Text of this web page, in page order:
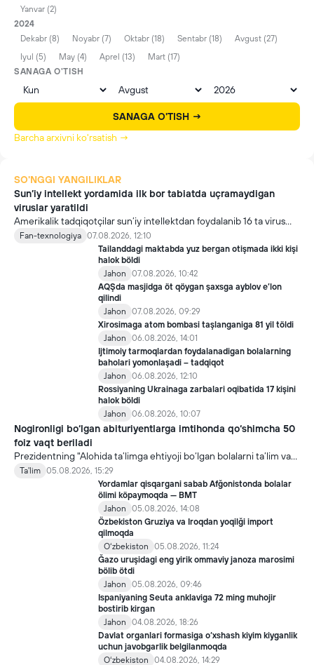
Yanvar (2)
2024
Dekabr (8)
Noyabr (7) Oktabr (18) Sentabr (18)
Avgust (27)
Iyul (5)
May (4) Aprel (13)
Mart (17)
SANAGA O'TISH
SANAGA O'TISH →
Barcha arxivni ko'rsatish →
SO'NGGI YANGILIKLAR
Sun’iy intellekt yordamida ilk bor tabiatda uçramaydigan
viruslar yaratildi
Amerikalik tadqiqotçilar sun’iy intellektdan foydalanib 16 ta virus
yaratdi. Bu kaşfiyot yangi yutuqlarga umid uyğotiş bilan birga,
undan notöğri maqsadda foydalaniliş borasidagi xavotirlarni ham
Fan-texnologiya 07.08.2026, 12:10
Tailanddagi maktabda yuz bergan otişmada ikki kişi
halok böldi
Jahon
07.08.2026, 10:42
AQŞda masjidga öt qöygan şaxsga ayblov e’lon
qilindi
Jahon
07.08.2026, 09:29
Xirosimaga atom bombasi taşlanganiga 81 yil töldi
Jahon
06.08.2026, 14:01
Ijtimoiy tarmoqlardan foydalanadigan bolalarning
baholari yomonlaşadi – tadqiqot
Jahon
06.08.2026, 12:10
Rossiyaning Ukrainaga zarbalari oqibatida 17 kişini
halok böldi
Jahon
06.08.2026, 10:07
Nogironligi bo‘lgan abituriyentlarga imtihonda qo‘shimcha 50
foiz vaqt beriladi
Prezidentning "Alohida ta’limga ehtiyoji bo‘lgan bolalarni ta’lim va
ijtimoiy xizmatlar bilan qamrab olish tizimini takomillashtirish
bo‘yicha qo‘shimcha chora-tadbirlar to‘g‘risida"gi qarori bilan
inklyuziv ta’lim sohasida qator yangi mexanizmlar joriy etilmoqda.
Ta'lim 05.08.2026, 15:29
Yordamlar qisqargani sabab Afğonistonda bolalar
ölimi köpaymoqda — BMT
Jahon
05.08.2026, 14:08
Özbekiston Gruziya va Iroqdan yoqilği import
qilmoqda
Oʻzbekiston
05.08.2026, 11:24
Ğazo uruşidagi eng yirik ommaviy janoza marosimi
bölib ötdi
Jahon
05.08.2026, 09:46
Ispaniyaning Seuta anklaviga 72 ming muhojir
bostirib kirgan
Jahon
04.08.2026, 18:26
Davlat organlari formasiga o‘xshash kiyim kiyganlik
uchun javobgarlik belgilanmoqda
Oʻzbekiston
04.08.2026, 14:29